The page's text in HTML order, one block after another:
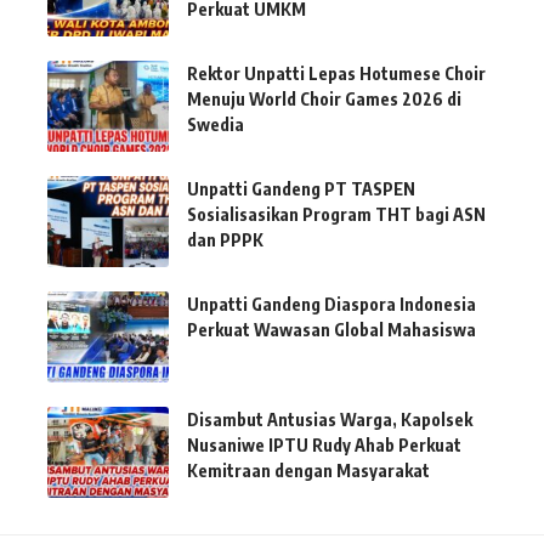
Perkuat UMKM
Rektor Unpatti Lepas Hotumese Choir
Menuju World Choir Games 2026 di
Swedia
Unpatti Gandeng PT TASPEN
Sosialisasikan Program THT bagi ASN
dan PPPK
Unpatti Gandeng Diaspora Indonesia
Perkuat Wawasan Global Mahasiswa
Disambut Antusias Warga, Kapolsek
Nusaniwe IPTU Rudy Ahab Perkuat
Kemitraan dengan Masyarakat